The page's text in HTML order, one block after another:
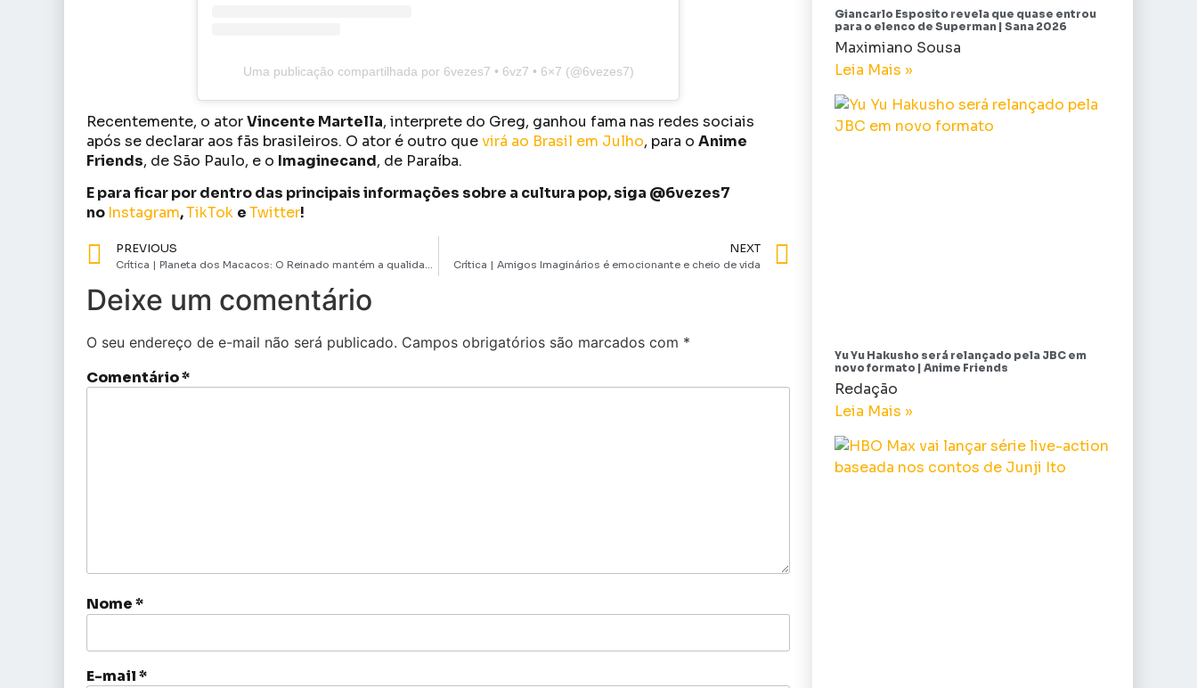
Uma publicação compartilhada por 6vezes7 • 6vz7 • 6×7 (@6vezes7)
Recentemente, o atorVincente Martella, interprete do Greg, ganhou fama nas redes sociais
após se declarar aos fãs brasileiros. O ator é outro quevirá ao Brasil em Julho, para o Anime
Friends, de São Paulo, e o Imaginecand, de Paraíba.
E para ficar por dentro das principais informações sobre a cultura pop, siga @6vezes7
no Instagram,TikTok eTwitter!
PREVIOUS
Crítica | Planeta dos Macacos: O Reinado mantém a qualidade e aponta um recomeço para a saga
NEXT
Crítica | Amigos Imaginários é emocionante e cheio de vida
Deixe um comentário
O seu endereço de e-mail não será publicado. Campos obrigatórios são marcados com *
Comentário*
Nome*
E-mail*
Giancarlo Esposito revela que quase entrou
para o elenco de Superman | Sana 2026
Maximiano Sousa
Leia Mais »
Yu Yu Hakusho será relançado pela JBC em
novo formato | Anime Friends
Redação
Leia Mais »